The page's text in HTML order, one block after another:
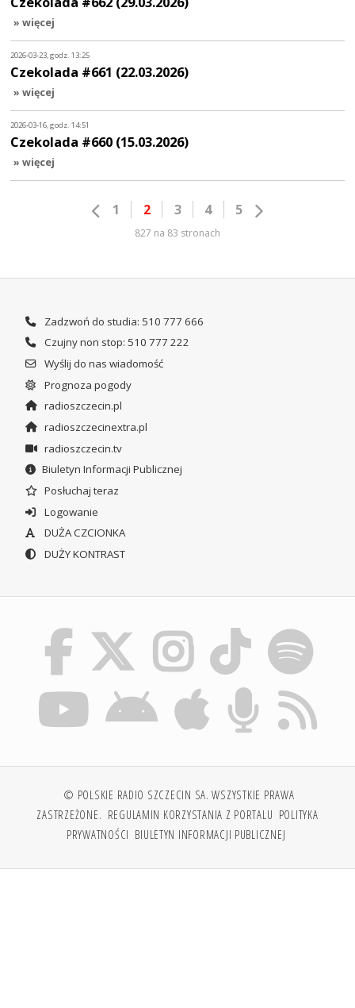
» więcej
2026-03-23, godz. 13:25
Czekolada #661 (22.03.2026)
» więcej
2026-03-16, godz. 14:51
Czekolada #660 (15.03.2026)
» więcej
1 2 3 4 5
827 na 83 stronach
Zadzwoń do studia: 510 777 666
Czujny non stop: 510 777 222
Wyślij do nas wiadomość
Prognoza pogody
radioszczecin.pl
radioszczecinextra.pl
radioszczecin.tv
Biuletyn Informacji Publicznej
Posłuchaj teraz
Logowanie
DUŻA CZCIONKA
DUŻY KONTRAST
© POLSKIE RADIO SZCZECIN SA. WSZYSTKIE PRAWA
ZASTRZEŻONE. REGULAMIN KORZYSTANIA Z PORTALU POLITYKA
PRYWATNOŚCI BIULETYN INFORMACJI PUBLICZNEJ